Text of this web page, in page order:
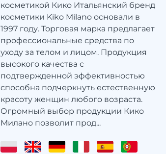
косметикой Кико Итальянский бренд
косметики Kiko Milano основали в
1997 году. Торговая марка предлагает
профессиональные средства по
уходу за телом и лицом. Продукция
высокого качества с
подтвержденной эффективностью
способна подчеркнуть естественную
красоту женщин любого возраста.
Огромный выбор продукции Кико
Милано позволит прод...